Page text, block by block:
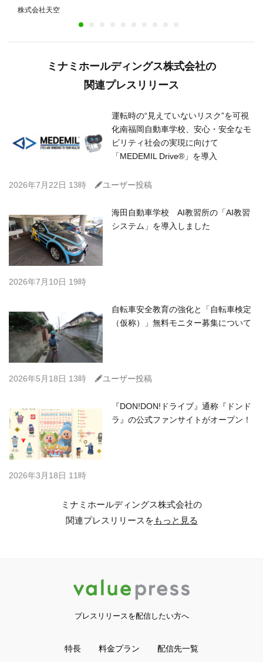
で15%オフ〜
株式会社天空
ミナミホールディングス株式会社の
関連プレスリリース
運転時の“見えていないリスク”を可視
化南福岡自動車学校、安心・安全なモ
ビリティ社会の実現に向けて
「MEDEMIL Drive®」を導入
2026年7月22日 13時 Cユーザー投稿
海田自動車学校 AI教習所の「AI教習
システム」を導入しました
2026年7月10日 19時
自転車安全教育の強化と「自転車検定
（仮称）」無料モニター募集について
2026年5月18日 13時 Cユーザー投稿
『DON!DON!ドライブ』通称『ドンド
ラ』の公式ファンサイトがオープン！
2026年3月18日 11時
ミナミホールディングス株式会社の
関連プレスリリースをもっと見る
プレスリリースを配信したい方へ
特長 料金プラン 配信先一覧